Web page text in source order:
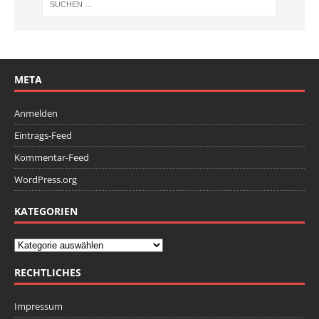
META
Anmelden
Eintrags-Feed
Kommentar-Feed
WordPress.org
KATEGORIEN
RECHTLICHES
Impressum